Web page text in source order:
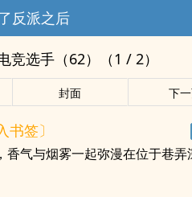
反派之后
竞选手（62）（1 / 2）
封面 下
书签〕
气与烟雾一起弥漫在位于巷弄